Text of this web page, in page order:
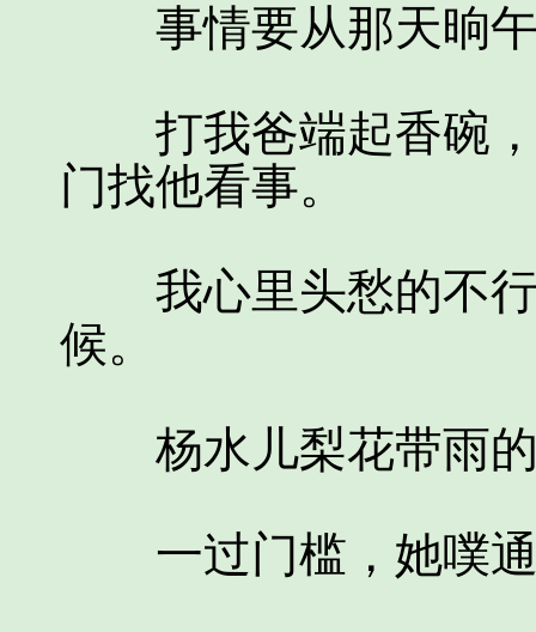
事情要从那天晌
打我爸端起香碗，
门找他看事。
我心里头愁的不行
候。
杨水儿梨花带雨的
一过门槛，她噗通